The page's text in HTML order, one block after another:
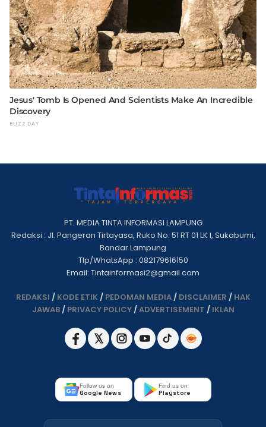
PT. MEDIA TINTA INFORMASI LAMPUNG
Redaksi : Jl. Pangeran Tirtayasa, Ruko No. 51 RT 01 LK I, Sukabumi,
Bandar Lampung
Tlp/WhatsApp : 082179616150
Email: Tintainformasi2@gmail.com
REDAKSI / KODE ETIK / PEDOMAN MEDIA/ DISCLAIMER / HAK
JAWAB/ PRIVACY POLICY/ADVERTISEMENT / IKLAN
Follow us on
Google News
Find us on
Playstore